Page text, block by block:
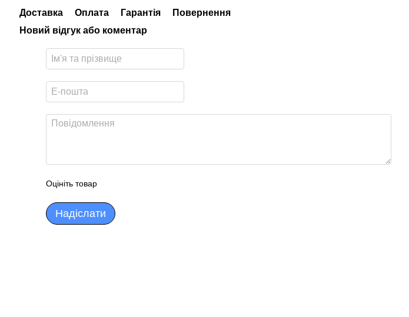
Доставка
Оплата Гарантія
Повернення
Новий відгук або коментар
Оцініть товар
Надіслати